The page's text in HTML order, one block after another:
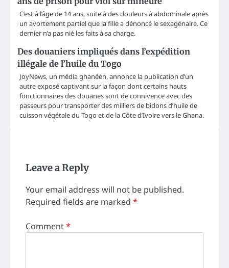
C’est à l’âge de 14 ans, suite à des douleurs à abdominale après
un avortement partiel que la fille a dénoncé le sexagénaire. Ce
dernier n’a pas nié les faits à sa charge.
Des douaniers impliqués dans l’expédition
illégale de l’huile du Togo
JoyNews, un média ghanéen, annonce la publication d’un
autre exposé captivant sur la façon dont certains hauts
fonctionnaires des douanes sont de connivence avec des
passeurs pour transporter des milliers de bidons d’huile de
cuisson végétale du Togo et de la Côte d’Ivoire vers le Ghana.
Leave a Reply
Your email address will not be published.
Required fields are marked *
Comment*